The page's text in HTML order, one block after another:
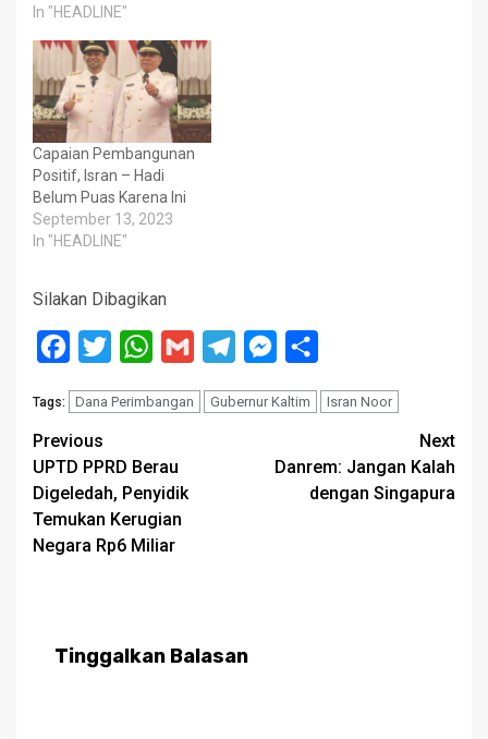
In "HEADLINE"
Capaian Pembangunan
Positif, Isran – Hadi
Belum Puas Karena Ini
September 13, 2023
In "HEADLINE"
Silakan Dibagikan
Facebook
Twitter WhatsApp
Gmail TelegramMessenger
Tags: Dana Perimbangan Gubernur Kaltim Isran Noor
Post
navigation
Previous
UPTD PPRD Berau
Digeledah, Penyidik
Temukan Kerugian
Negara Rp6 Miliar
Next
Danrem: Jangan Kalah
dengan Singapura
Tinggalkan Balasan